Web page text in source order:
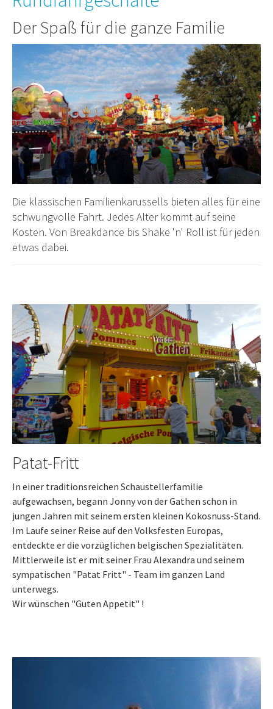
Der Spaß für die ganze Familie
Die klassischen Familienkarussells bieten alles für eine
schwungvolle Fahrt. Jedes Alter kommt auf seine
Kosten. Von Breakdance bis Shake 'n' Roll ist für jeden
etwas dabei.
Patat-Fritt
In einer traditionsreichen Schaustellerfamilie
aufgewachsen, begann Jonny von der Gathen schon in
jungen Jahren mit seinem ersten kleinen Kokosnuss-Stand.
Im Laufe seiner Reise auf den Volksfesten Europas,
entdeckte er die vorzüglichen belgischen Spezialitäten.
Mittlerweile ist er mit seiner Frau Alexandra und seinem
sympatischen "Patat Fritt" - Team im ganzen Land
unterwegs.
Wir wünschen "Guten Appetit" !